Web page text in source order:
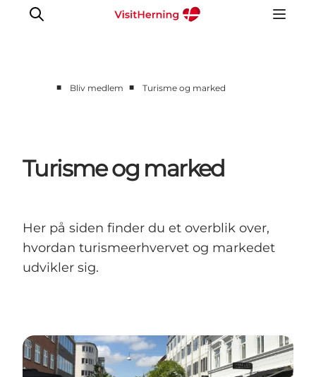
Turisme og marked
Udviklingsprojekter
Om VisitHerning
■ Bliv medlem ■ Turisme og marked
Turisme og marked
Her på siden finder du et overblik over,
hvordan turismeerhvervet og markedet
udvikler sig.